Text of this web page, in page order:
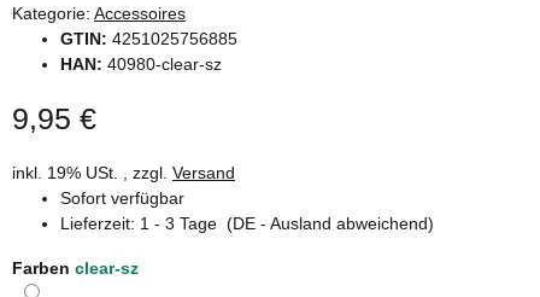
Kategorie: Accessoires
GTIN: 4251025756885
HAN: 40980-clear-sz
9,95 €
inkl. 19% USt. , zzgl. Versand
Sofort verfügbar
Lieferzeit: 1 - 3 Tage (DE - Ausland abweichend)
Farben clear-sz